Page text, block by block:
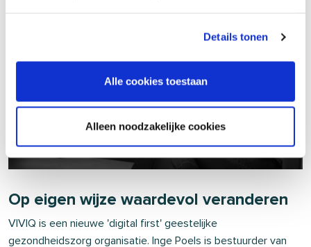
Details tonen
Alle cookies toestaan
Alleen noodzakelijke cookies
BLOG|
Op eigen wijze waardevol veranderen
VIVIQ is een nieuwe 'digital first' geestelijke
gezondheidszorg organisatie. Inge Poels is bestuurder van